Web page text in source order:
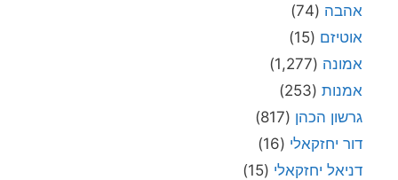
אהבה (74)
אוטיזם (15)
אמונה (1,277)
אמנות (253)
גרשון הכהן (817)
דור יחזקאלי (16)
דניאל יחזקאלי (15)